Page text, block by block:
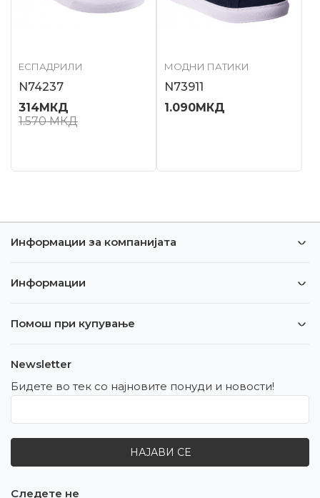
ЕСПАДРИЛИ
N74237
314МКД
1.570МКД
МОДНИ ПАТИКИ
N73911
1.090МКД
Информации за компанијата
Информации
Помош при купување
Newsletter
Бидете во тек со најновите понуди и новости!
НАЈАВИ СЕ
Следете не